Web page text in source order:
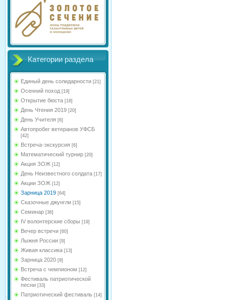
Категории раздела
Единый день солидарности [21]
Осенний поход [19]
Открытие бюста [18]
День Чтения 2019 [20]
День Учителя [6]
Автопробег ветеранов УФСБ
[42]
Встреча-экскурсия [6]
Математический турнир [20]
Акция ЗОЖ [12]
День Неизвестного солдата [17]
Акции ЗОЖ [12]
Зарница 2019 [64]
Сказочные джунгли [15]
Семинар [36]
IV волонтерские сборы [19]
Вечер встречи [60]
Лыжня России [9]
Живая классика [13]
Зарница 2020 [9]
Встреча с чемпионом [12]
Фестиваль патриотической
песни [33]
Патриотический фестиваль [14]